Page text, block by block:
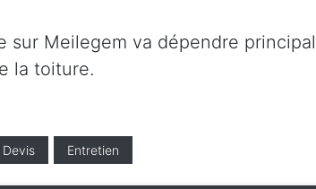
sur Meilegem va dépendre
la toiture.
Devis Entretien